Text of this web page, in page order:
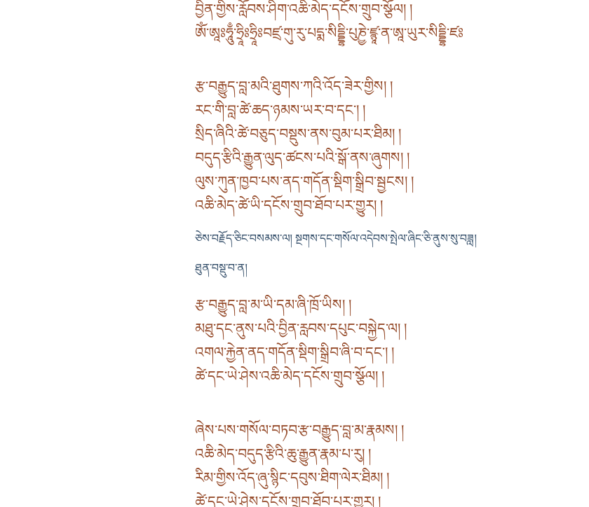
བྱིན་གྱིས་རློབས་ཤིག་འཆི་མེད་དངོས་གྲུབ་སྩོལ། །
ཨོཾ་ཨཱཿཧཱུྃ་ཧྲཱིཿཧྲཱིཿབཛྲ་གུ་རུ་པདྨ་སིདྡྷི་པུཎྱེ་ཛྙཱ་ན་ཨཱ་ཡུར་སིདྡྷི་ཛཿ
རྩ་བརྒྱུད་བླ་མའི་ཐུགས་ཀའི་འོད་ཟེར་གྱིས། །
རང་གི་བླ་ཚེ་ཆད་ཉམས་ཡར་བ་དང་། །
སྲིད་ཞིའི་ཚེ་བཅུད་བསྡུས་ནས་བུམ་པར་ཐིམ། །
བདུད་རྩིའི་རྒྱུན་ལུད་ཚངས་པའི་སྒོ་ནས་ཞུགས། །
ལུས་ཀུན་ཁྱབ་པས་ནད་གདོན་སྡིག་སྒྲིབ་སྦྱངས། །
འཆི་མེད་ཚེ་ཡི་དངོས་གྲུབ་ཐོབ་པར་གྱུར། །
ཅེས་བརྗོད་ཅིང་བསམས་ལ། སྔགས་དང་གསོལ་འདེབས་སྤེལ་ཞིང་ཅི་ནུས་སུ་བཟླ།
ཐུན་བསྡུ་བ་ན།
རྩ་བརྒྱུད་བླ་མ་ཡི་དམ་ཞི་ཁྲོ་ཡིས། །
མཐུ་དང་ནུས་པའི་བྱིན་རླབས་དཔུང་བསྐྱེད་ལ། །
འགལ་རྐྱེན་ནད་གདོན་སྡིག་སྒྲིབ་ཞི་བ་དང་། །
ཚེ་དང་ཡེ་ཤེས་འཆི་མེད་དངོས་གྲུབ་སྩོལ། །
ཞེས་པས་གསོལ་བཏབ་རྩ་བརྒྱུད་བླ་མ་རྣམས། །
འཆི་མེད་བདུད་རྩིའི་ཆུ་རྒྱུན་རྣམ་པ་རུ། །
རིམ་གྱིས་འོད་ཞུ་སྙིང་དབུས་ཐིག་ལེར་ཐིམ། །
ཚེ་དང་ཡེ་ཤེས་དངོས་གྲུབ་ཐོབ་པར་གྱུར། །